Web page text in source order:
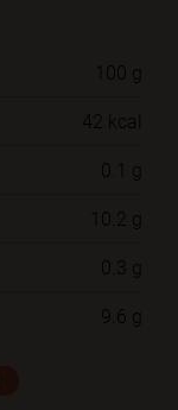
100 g
42 kcal
0.1 g
10.2 g
0.3 g
9.6 g